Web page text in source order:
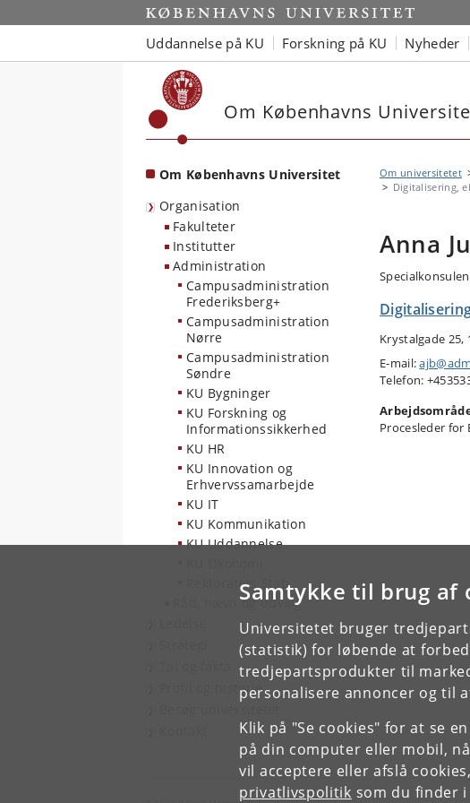
Samtykke til brug af
Universitetet bruger
(statistik) for løbende at
tredjepartsprodukter til
personalisere annoncer og til
Klik på "Se cookies" for at se
på din computer eller mobil,
vil acceptere eller afslå
privatlivspolitik som du finder
Start
Uddannelse på KU Forskning på KU Nyheder
Om Københavns
Om Københavns Universitet
Organisation
Fakulteter
Institutter
Administration
Campusadministration
Frederiksberg+
Campusadministration
Nørre
Campusadministration
Søndre
KU Bygninger
KU Forskning og
Informationssikkerhed
KU HR
KU Innovation og
Erhvervssamarbejde
KU IT
KU Kommunikation
KU Uddannelse
Rektoratets Stab
Råd, nævn og udvalg
Profil og historie
Om universitetet
Digitalisering,
Anna
Krystalgade 25,
E-mail:
Telefon:
Procesleder for